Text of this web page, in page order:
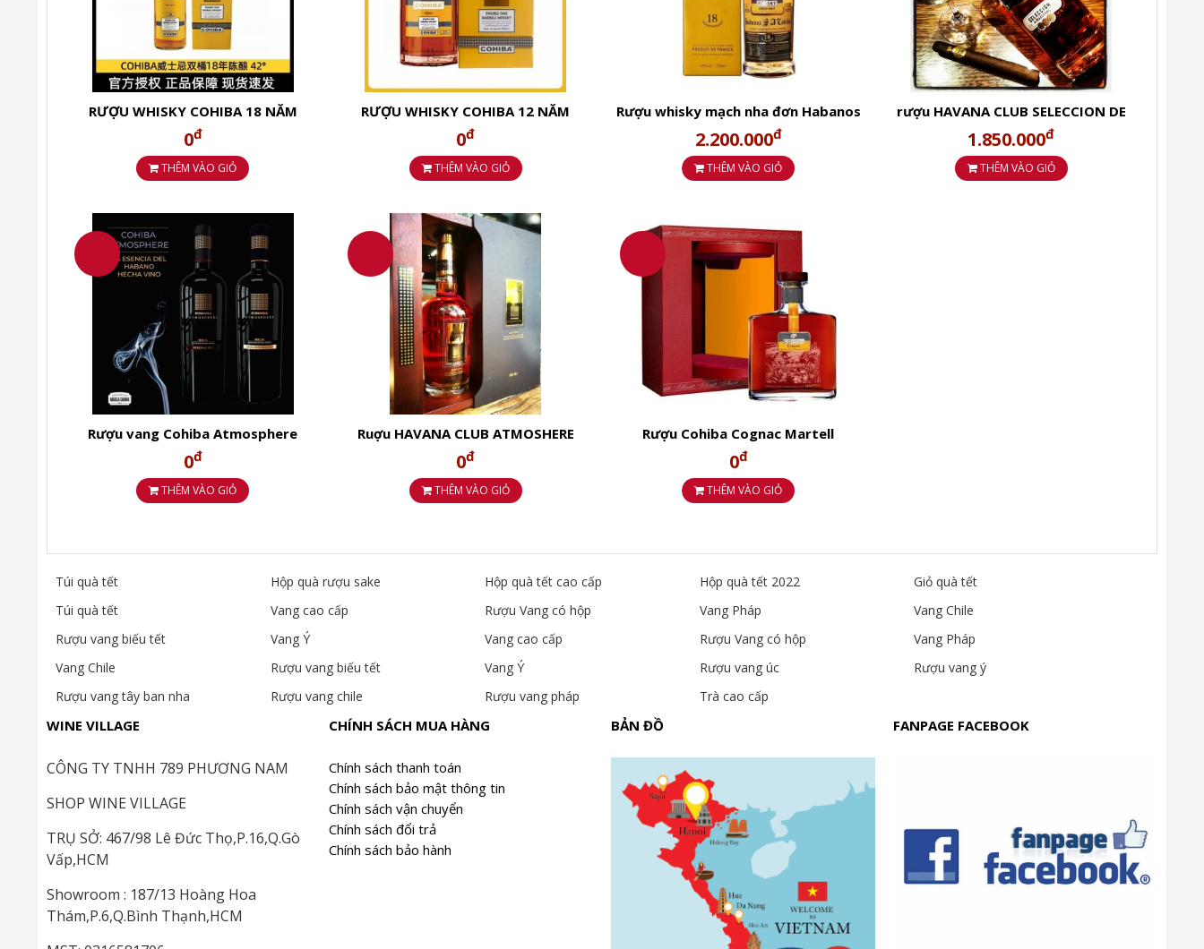
Rộng 20cm
Dài 58cm
Ngập nước 2.5lit
RƯỢU WHISKY COHIBA 18 NĂM
DOUBLE OAK
0đ
THÊM VÀO GIỎ
RƯỢU WHISKY COHIBA 12 NĂM
DOUBLE OAK
0đ
THÊM VÀO GIỎ
Rượu whisky mạch nha đơn Habanos
SA Cohiba 18 Single Malt
2.200.000đ
THÊM VÀO GIỎ
rượu HAVANA CLUB SELECCION DE
MAESTROS Rum
1.850.000đ
THÊM VÀO GIỎ
Rượu vang Cohiba Atmosphere
Reserva 2011
0đ
THÊM VÀO GIỎ
Ruợu HAVANA CLUB ATMOSHERE
COHIBA UNION 700ml 40%
0đ
THÊM VÀO GIỎ
Rượu Cohiba Cognac Martell
Appellation Grande Champagne
Controlee
0đ
THÊM VÀO GIỎ
Túi quà tết Hộp quà rượu sake Hộp quà tết cao cấp Hộp quà tết 2022
Giỏ quà tết
Túi quà tết
Vang cao cấp Rượu Vang có hộp Vang Pháp
Vang Chile
Rượu vang biếu tết
Vang Ý Vang cao cấp Rượu Vang có hộp
Vang Pháp
Vang Chile
Rượu vang biếu tết Vang Ý Rượu vang úc
Rượu vang ý
Rượu vang tây ban nha
Rượu vang chile Rượu vang pháp Trà cao cấp
WINE VILLAGE
CÔNG TY TNHH 789 PHƯƠNG NAM
SHOP WINE VILLAGE
TRỤ SỞ: 467/98 Lê Đức Thọ,P.16,Q.Gò
Vấp,HCM
Showroom : 187/13 Hoàng Hoa
Thám,P.6,Q.Bình Thạnh,HCM
CHÍNH SÁCH MUA HÀNG
Chính sách thanh toán
Chính sách bảo mật thông tin
Chính sách vận chuyển
Chính sách đổi trả
Chính sách bảo hành
BẢN ĐỒ FANPAGE FACEBOOK